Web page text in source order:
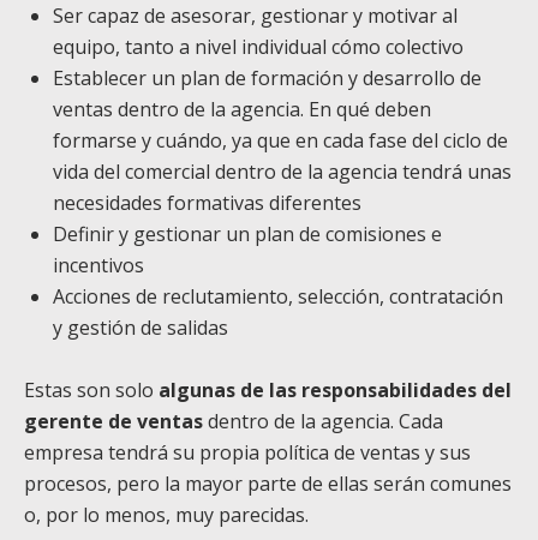
Ser capaz de asesorar, gestionar y motivar al
equipo, tanto a nivel individual cómo colectivo
Establecer un plan de formación y desarrollo de
ventas dentro de la agencia. En qué deben
formarse y cuándo, ya que en cada fase del ciclo de
vida del comercial dentro de la agencia tendrá unas
necesidades formativas diferentes
Definir y gestionar un plan de comisiones e
incentivos
Acciones de reclutamiento, selección, contratación
y gestión de salidas
Estas son solo algunas de las responsabilidades del
gerente de ventasdentro de la agencia. Cada
empresa tendrá su propia política de ventas y sus
procesos, pero la mayor parte de ellas serán comunes
o, por lo menos, muy parecidas.